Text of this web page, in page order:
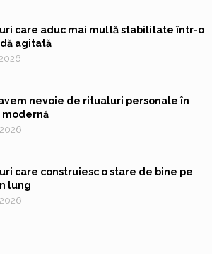
care aduc mai multă stabilitate într-o
agitată
nevoie de ritualuri personale în
modernă
care construiesc o stare de bine pe
lung